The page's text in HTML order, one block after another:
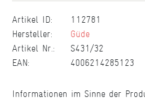
Artikel ID:
112781
Hersteller:
Güde
Artikel Nr.:
S431/32
EAN:
4006214285123
Informationen im Sinne der